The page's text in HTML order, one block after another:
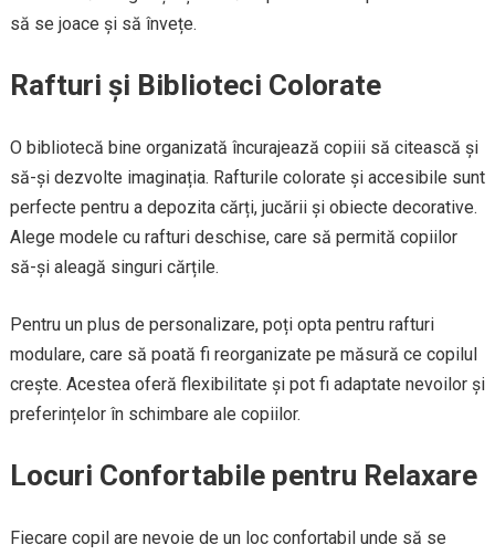
să se joace și să învețe.
Rafturi și Biblioteci Colorate
O bibliotecă bine organizată încurajează copiii să citească și
să-și dezvolte imaginația. Rafturile colorate și accesibile sunt
perfecte pentru a depozita cărți, jucării și obiecte decorative.
Alege modele cu rafturi deschise, care să permită copiilor
să-și aleagă singuri cărțile.
Pentru un plus de personalizare, poți opta pentru rafturi
modulare, care să poată fi reorganizate pe măsură ce copilul
crește. Acestea oferă flexibilitate și pot fi adaptate nevoilor și
preferințelor în schimbare ale copiilor.
Locuri Confortabile pentru Relaxare
Fiecare copil are nevoie de un loc confortabil unde să se